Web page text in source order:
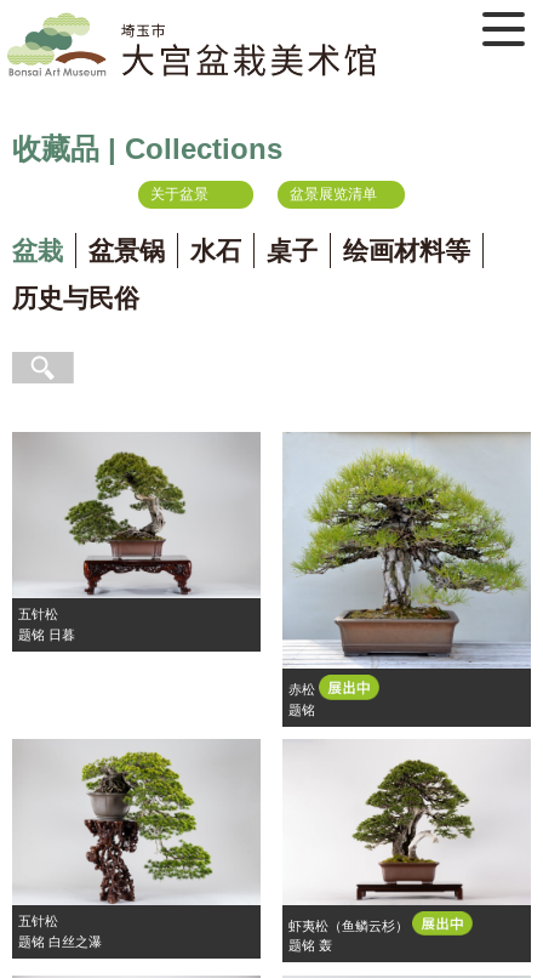
收藏品 | Collections
关于盆景 盆景展览清单
盆栽 盆景锅 水石 桌子
绘画材料等
历史与民俗
五针松
题铭 日暮
赤松
题铭
五针松
题铭 白丝之瀑
虾夷松（鱼鳞云杉）
题铭 轰